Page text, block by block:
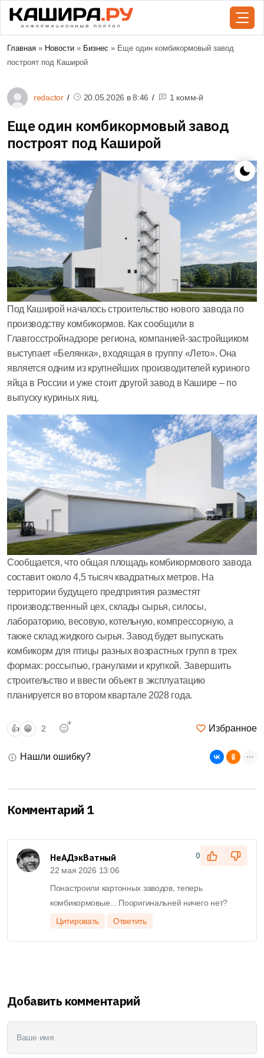
Главная » Новости » Бизнес » Еще один комбикормовый завод
построят под Каширой
redactor 20.05.2026 в8:46 1 комм-й
Еще один комбикормовый завод
построят под Каширой
Под Каширой началось строительство нового завода по
производству комбикормов. Как сообщили в
Главгосстройнадзоре региона, компанией-застройщиком
выступает «Белянка», входящая в группу «Лето». Она
является одним из крупнейших производителей куриного
яйца в России и уже стоит другой завод в Кашире – по
выпуску куриных яиц.
Сообщается, что общая площадь комбикормового завода
составит около 4,5 тысяч квадратных метров. На
территории будущего предприятия разместят
производственный цех, склады сырья, силосы,
лабораторию, весовую, котельную, компрессорную, а
также склад жидкого сырья. Завод будет выпускать
комбикорм для птицы разных возрастных групп в трех
формах: россыпью, гранулами и крупкой. Завершить
строительство и ввести объект в эксплуатацию
планируется во втором квартале 2028 года.
👍 😁 2 Избранное
Нашли ошибку?
Комментарий 1
НеАДэкВатный
22 мая 2026 13:06
0
Понастроили картонных заводов, теперь
комбикормовые... Пооригинальней ничего нет?
Цитировать
Ответить
Добавить комментарий